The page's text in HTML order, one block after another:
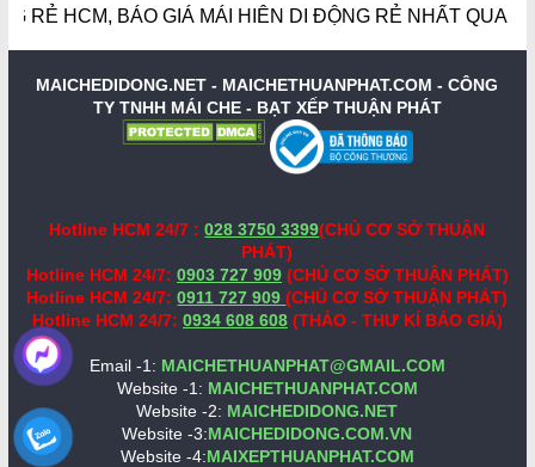
HCM, BÁO GIÁ MÁI HIÊN DI ĐỘNG RẺ NHẤT QUA
MAICHEDIDONG.NET - MAICHETHUANPHAT.COM - CÔNG
TY TNHH MÁI CHE - BẠT XẾP THUẬN PHÁT
Hotline HCM 24/7 :028 3750 3399(CHỦ CƠ SỞ THUẬN
PHÁT)
Hotline HCM 24/7: 0903 727 909 (CHỦ CƠ SỞ THUẬN PHÁT)
Hotline HCM 24/7: 0911 727 909(CHỦ CƠ SỞ THUẬN PHÁT)
Hotline HCM 24/7: 0934 608 608 (THẢO - THƯ KÍ BÁO GIÁ)
Email -1: MAICHETHUANPHAT@GMAIL.COM
Website -1: MAICHETHUANPHAT.COM
Website -2: MAICHEDIDONG.NET
Website -3:MAICHEDIDONG.COM.VN
Website -4:MAIXEPTHUANPHAT.COM